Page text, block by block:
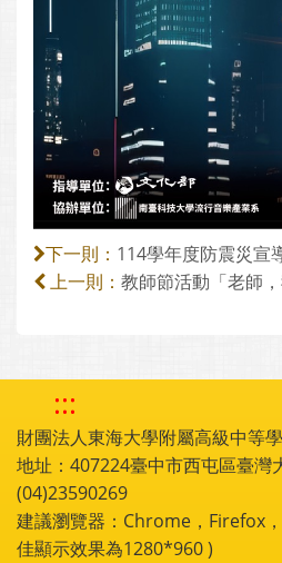
下一則： 114學年度防震災宣
上一則： 教師節活動「老師，
:::
財團法人東海大學附屬高級中等
地址：407224臺中市西屯區臺灣
(04)23590269
建議瀏覽器：Chrome，Firefox
佳顯示效果為1280*960 )